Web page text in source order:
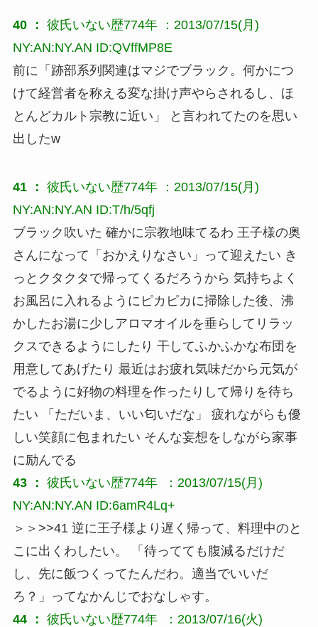
40 ： 彼氏いない歴774年
：2013/07/15(月)
NY:AN:NY.AN ID:QVffMP8E
前に「跡部系列関連はマジでブラック。何かにつ
けて経営者を称える変な掛け声やらされるし、ほ
とんどカルト宗教に近い」 と言われてたのを思い
出したw
41 ： 彼氏いない歴774年
：2013/07/15(月)
NY:AN:NY.AN ID:T/h/5qfj
ブラック吹いた 確かに宗教地味てるわ 王子様の奥
さんになって「おかえりなさい」って迎えたい き
っとクタクタで帰ってくるだろうから 気持ちよく
お風呂に入れるようにピカピカに掃除した後、沸
かしたお湯に少しアロマオイルを垂らしてリラッ
クスできるようにしたり 干してふかふかな布団を
用意してあげたり 最近はお疲れ気味だから元気が
でるように好物の料理を作ったりして帰りを待ち
たい 「ただいま、いい匂いだな」 疲れながらも優
しい笑顔に包まれたい そんな妄想をしながら家事
に励んでる
43 ： 彼氏いない歴774年
：2013/07/15(月)
NY:AN:NY.AN ID:6amR4Lq+
＞＞>>41 逆に王子様より遅く帰って、料理中のと
こに出くわしたい。 「待ってても腹減るだけだ
し、先に飯つくってたんだわ。適当でいいだ
ろ？」ってなかんじでおなしゃす。
44 ： 彼氏いない歴774年
：2013/07/16(火)